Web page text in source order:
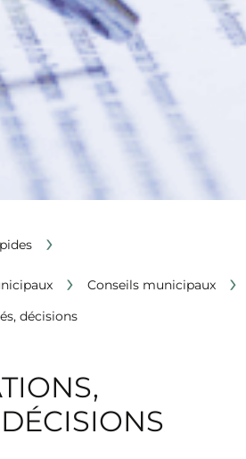
›
› Conseils municipaux ›
décisions